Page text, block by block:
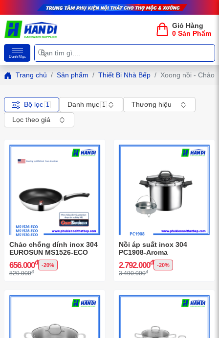
Giỏ Hàng
0 Sản Phẩm
Danh Mục
Trang chủ Sản phẩm Thiết Bị Nhà Bếp Xoong nồi - Chảo
Bộ lọc 1 Danh mục 1
Thương hiệu
Lọc theo giá
Chảo chống dính inox 304
EUROSUN MS1526-ECO
656.000đ -20%
820.000đ
Nồi áp suất inox 304
PC1908-Aroma
2.792.000đ -20%
3.490.000đ